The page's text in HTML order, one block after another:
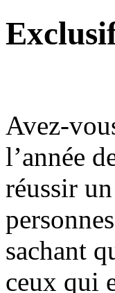
Avez-
l’année
réussir
sachant
ceux qui